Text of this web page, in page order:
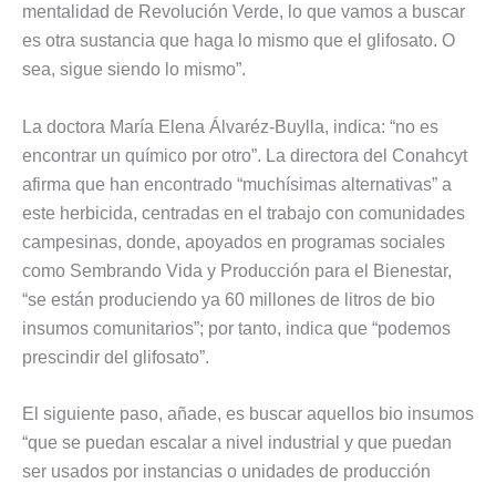
mentalidad de Revolución Verde, lo que vamos a buscar
es otra sustancia que haga lo mismo que el glifosato. O
sea, sigue siendo lo mismo”.
La doctora María Elena Álvaréz-Buylla, indica: “no es
encontrar un químico por otro”. La directora del Conahcyt
afirma que han encontrado “muchísimas alternativas” a
este herbicida, centradas en el trabajo con comunidades
campesinas, donde, apoyados en programas sociales
como Sembrando Vida y Producción para el Bienestar,
“se están produciendo ya 60 millones de litros de bio
insumos comunitarios”; por tanto, indica que “podemos
prescindir del glifosato”.
El siguiente paso, añade, es buscar aquellos bio insumos
“que se puedan escalar a nivel industrial y que puedan
ser usados por instancias o unidades de producción